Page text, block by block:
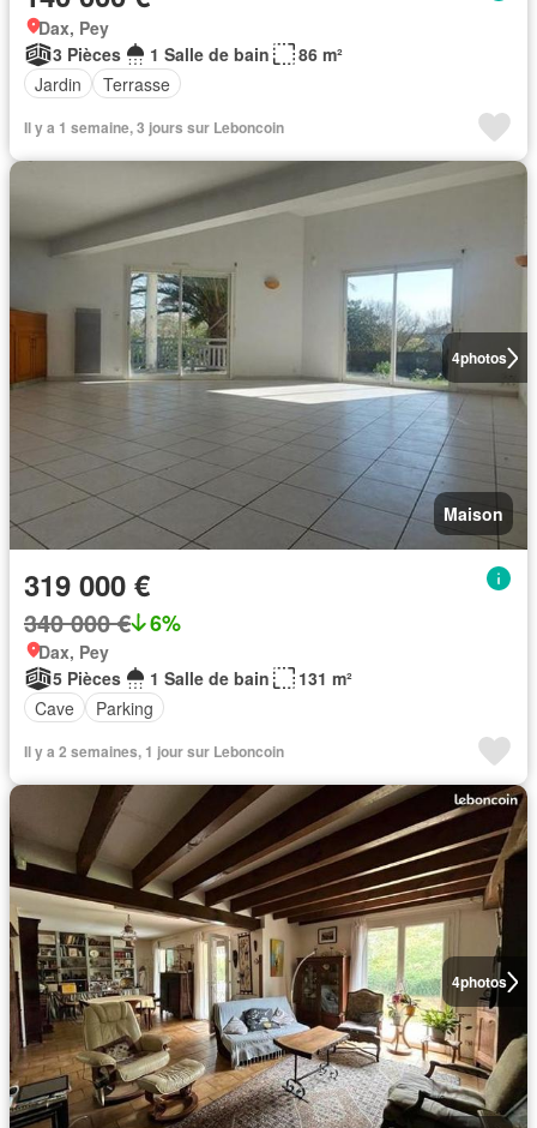
Dax, Pey
3 Pièces
1 Salle de bain
86 m²
Jardin
Terrasse
Il y a 1 semaine, 3 jours sur Leboncoin
4photos
Maison
319 000 €
340 000 € 6%
Dax, Pey
5 Pièces
1 Salle de bain
131 m²
Cave
Parking
Il y a 2 semaines, 1 jour sur Leboncoin
4photos